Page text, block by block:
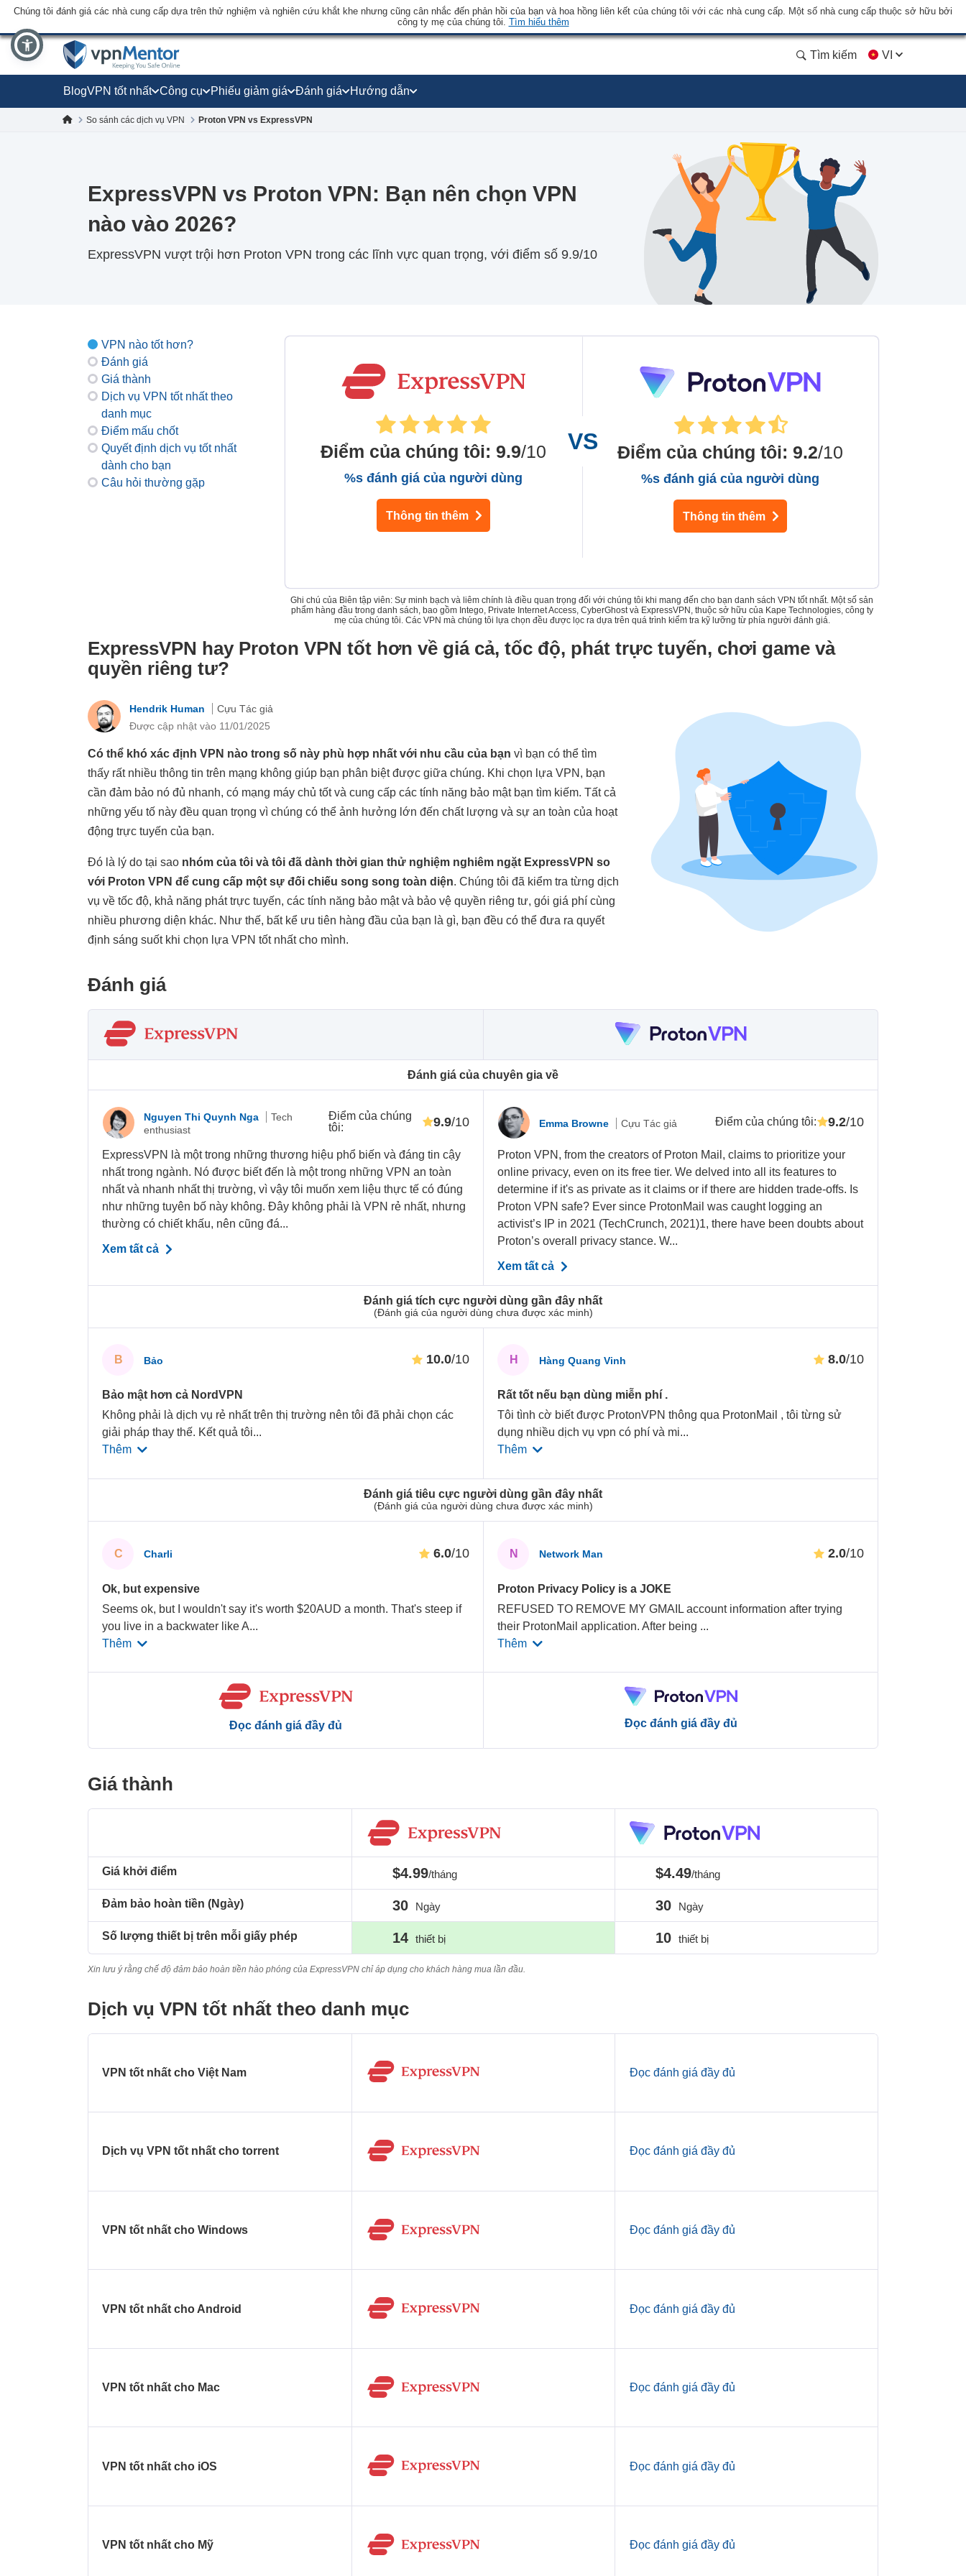
Chúng tôi đánh giá các nhà cung cấp dựa trên thử nghiệm và nghiên cứu khắt khe nhưng cũng cân nhắc đến phản hồi của bạn và hoa hồng liên kết của chúng tôi với các nhà cung cấp. Một số nhà cung cấp thuộc sở hữu bởi
công ty mẹ của chúng tôi. Tìm hiểu thêm
Tìm kiếm VI
BlogVPN tốt nhất Công cụ Phiếu giảm giá Đánh giá Hướng dẫn
So sánh các dịch vụ VPN Proton VPN vs ExpressVPN
ExpressVPN vs Proton VPN: Bạn nên chọn VPN
nào vào 2026?
ExpressVPN vượt trội hơn Proton VPN trong các lĩnh vực quan trọng, với điểm số 9.9/10
VPN nào tốt hơn?
Đánh giá
Giá thành
Dịch vụ VPN tốt nhất theo
danh mục
Điểm mấu chốt
Quyết định dịch vụ tốt nhất
dành cho bạn
Câu hỏi thường gặp
Điểm của chúng tôi: 9.9/10
%s đánh giá của người dùng
Thông tin thêm
Điểm của chúng tôi: 9.2/10
%s đánh giá của người dùng
Thông tin thêm
Ghi chú của Biên tập viên: Sự minh bạch và liêm chính là điều quan trọng đối với chúng tôi khi mang đến cho bạn danh sách VPN tốt nhất. Một số sản
phẩm hàng đầu trong danh sách, bao gồm Intego, Private Internet Access, CyberGhost và ExpressVPN, thuộc sở hữu của Kape Technologies, công ty
mẹ của chúng tôi. Các VPN mà chúng tôi lựa chọn đều được lọc ra dựa trên quá trình kiểm tra kỹ lưỡng từ phía người đánh giá.
ExpressVPN hay Proton VPN tốt hơn về giá cả, tốc độ, phát trực tuyến, chơi game và
quyền riêng tư?
Hendrik Human
Cựu Tác giả
Được cập nhật vào 11/01/2025
Có thể khó xác định VPN nào trong số này phù hợp nhất với nhu cầu của bạn vì bạn có thể tìm
thấy rất nhiều thông tin trên mạng không giúp bạn phân biệt được giữa chúng. Khi chọn lựa VPN, bạn
cần đảm bảo nó đủ nhanh, có mạng máy chủ tốt và cung cấp các tính năng bảo mật bạn tìm kiếm. Tất cả
những yếu tố này đều quan trọng vì chúng có thể ảnh hưởng lớn đến chất lượng và sự an toàn của hoạt
động trực tuyến của bạn.
Đó là lý do tại sao nhóm của tôi và tôi đã dành thời gian thử nghiệm nghiêm ngặt ExpressVPN so
với Proton VPN để cung cấp một sự đối chiếu song song toàn diện. Chúng tôi đã kiểm tra từng dịch
vụ về tốc độ, khả năng phát trực tuyến, các tính năng bảo mật và bảo vệ quyền riêng tư, gói giá phí cùng
nhiều phương diện khác. Như thế, bất kể ưu tiên hàng đầu của bạn là gì, bạn đều có thể đưa ra quyết
định sáng suốt khi chọn lựa VPN tốt nhất cho mình.
Đánh giá
Đánh giá của chuyên gia về
Đánh giá tích cực người dùng gần đây nhất
(Đánh giá của người dùng chưa được xác minh)
Đánh giá tiêu cực người dùng gần đây nhất
(Đánh giá của người dùng chưa được xác minh)
Nguyen Thi Quynh Nga
Tech
enthusiast
Điểm của chúng
tôi: 9.9/10
ExpressVPN là một trong những thương hiệu phổ biến và đáng tin cậy
nhất trong ngành. Nó được biết đến là một trong những VPN an toàn
nhất và nhanh nhất thị trường, vì vậy tôi muốn xem liệu thực tế có đúng
như những tuyên bố này không. Đây không phải là VPN rẻ nhất, nhưng
thường có chiết khấu, nên cũng đá...
Xem tất cả
B Bảo 10.0/10
Bảo mật hơn cả NordVPN
Không phải là dịch vụ rẻ nhất trên thị trường nên tôi đã phải chọn các
giải pháp thay thế. Kết quả tôi...
Thêm
C Charli 6.0/10
Ok, but expensive
Seems ok, but I wouldn't say it's worth $20AUD a month. That's steep if
you live in a backwater like A...
Thêm
Đọc đánh giá đầy đủ
Emma Browne Cựu Tác giả Điểm của chúng tôi: 9.2/10
Proton VPN, from the creators of Proton Mail, claims to prioritize your
online privacy, even on its free tier. We delved into all its features to
determine if it's as private as it claims or if there are hidden trade-offs. Is
Proton VPN safe? Ever since ProtonMail was caught logging an
activist’s IP in 2021 (TechCrunch, 2021)1, there have been doubts about
Proton’s overall privacy stance. W...
Xem tất cả
H Hàng Quang Vinh 8.0/10
Rất tốt nếu bạn dùng miễn phí .
Tôi tình cờ biết được ProtonVPN thông qua ProtonMail , tôi từng sử
dụng nhiều dịch vụ vpn có phí và mi...
Thêm
N Network Man 2.0/10
Proton Privacy Policy is a JOKE
REFUSED TO REMOVE MY GMAIL account information after trying
their ProtonMail application. After being ...
Thêm
Đọc đánh giá đầy đủ
Giá thành
Giá khởi điểm
Đảm bảo hoàn tiền (Ngày)
Số lượng thiết bị trên mỗi giấy phép
$4.99/tháng
30 Ngày
14 thiết bị
$4.49/tháng
30 Ngày
10 thiết bị
Xin lưu ý rằng chế độ đảm bảo hoàn tiền hào phóng của ExpressVPN chỉ áp dụng cho khách hàng mua lần đầu.
Dịch vụ VPN tốt nhất theo danh mục
VPN tốt nhất cho Việt Nam Đọc đánh giá đầy đủ
Dịch vụ VPN tốt nhất cho torrent Đọc đánh giá đầy đủ
VPN tốt nhất cho Windows Đọc đánh giá đầy đủ
VPN tốt nhất cho Android Đọc đánh giá đầy đủ
VPN tốt nhất cho Mac Đọc đánh giá đầy đủ
VPN tốt nhất cho iOS Đọc đánh giá đầy đủ
VPN tốt nhất cho Mỹ Đọc đánh giá đầy đủ